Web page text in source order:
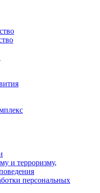
и терроризму,
персональных